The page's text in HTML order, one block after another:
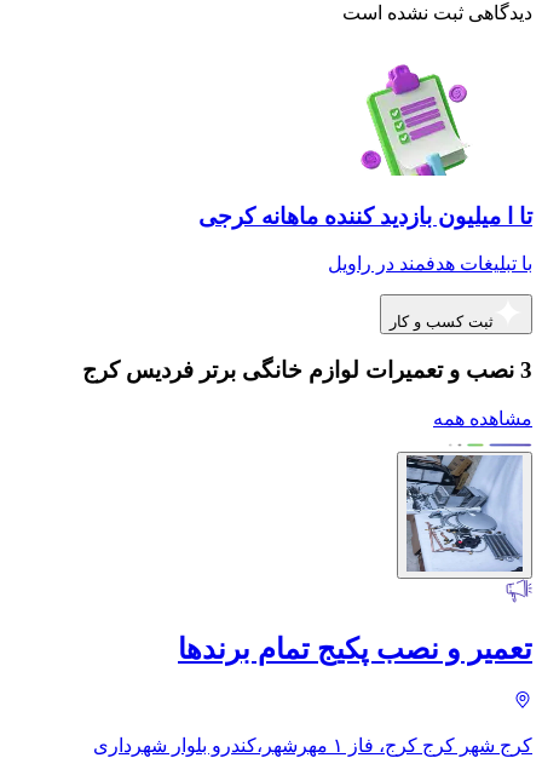
دیدگاهی ثبت نشده است
تا ا میلیون بازدید کننده ماهانه کرجی
با تبلیغات هدفمند در راویل
ثبت کسب و کار
3 نصب و تعمیرات لوازم خانگی برتر فردیس کرج
مشاهده همه
تعمیر و نصب پکیج تمام برندها
کرج شهر کرج کرج، فاز ۱ مهرشهر،کندرو بلوار شهرداری